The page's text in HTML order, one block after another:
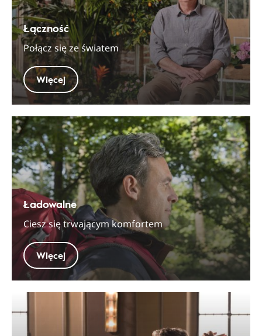
Łączność
Połącz się ze światem
Więcej
Ładowalne
Ciesz się trwającym komfortem
Więcej